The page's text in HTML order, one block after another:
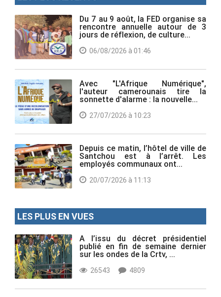
Du 7 au 9 août, la FED organise sa
rencontre annuelle autour de 3
jours de réflexion, de culture...
06/08/2026 à 01:46
Avec "L'Afrique Numérique",
l'auteur camerounais tire la
sonnette d'alarme : la nouvelle...
27/07/2026 à 10:23
Depuis ce matin, l’hôtel de ville de
Santchou est à l’arrêt. Les
employés communaux ont...
20/07/2026 à 11:13
LES PLUS EN VUES
A l’issu du décret présidentiel
publié en fin de semaine dernier
sur les ondes de la Crtv, ...
26543 4809